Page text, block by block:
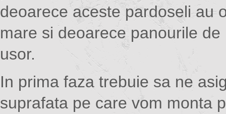
deoarece aceste pardoseli au
mare si deoarece panourile
usor.
In prima faza trebuie sa ne
suprafata pe care vom monta